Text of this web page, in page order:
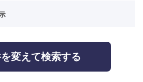
沖縄県
変えて検索する